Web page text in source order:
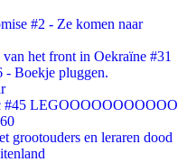
#2 - Ze komen naar
het front in Oekraïne #31
- Boekje pluggen.
#45 LEGOOOOOOOOOOO
grootouders en leraren dood